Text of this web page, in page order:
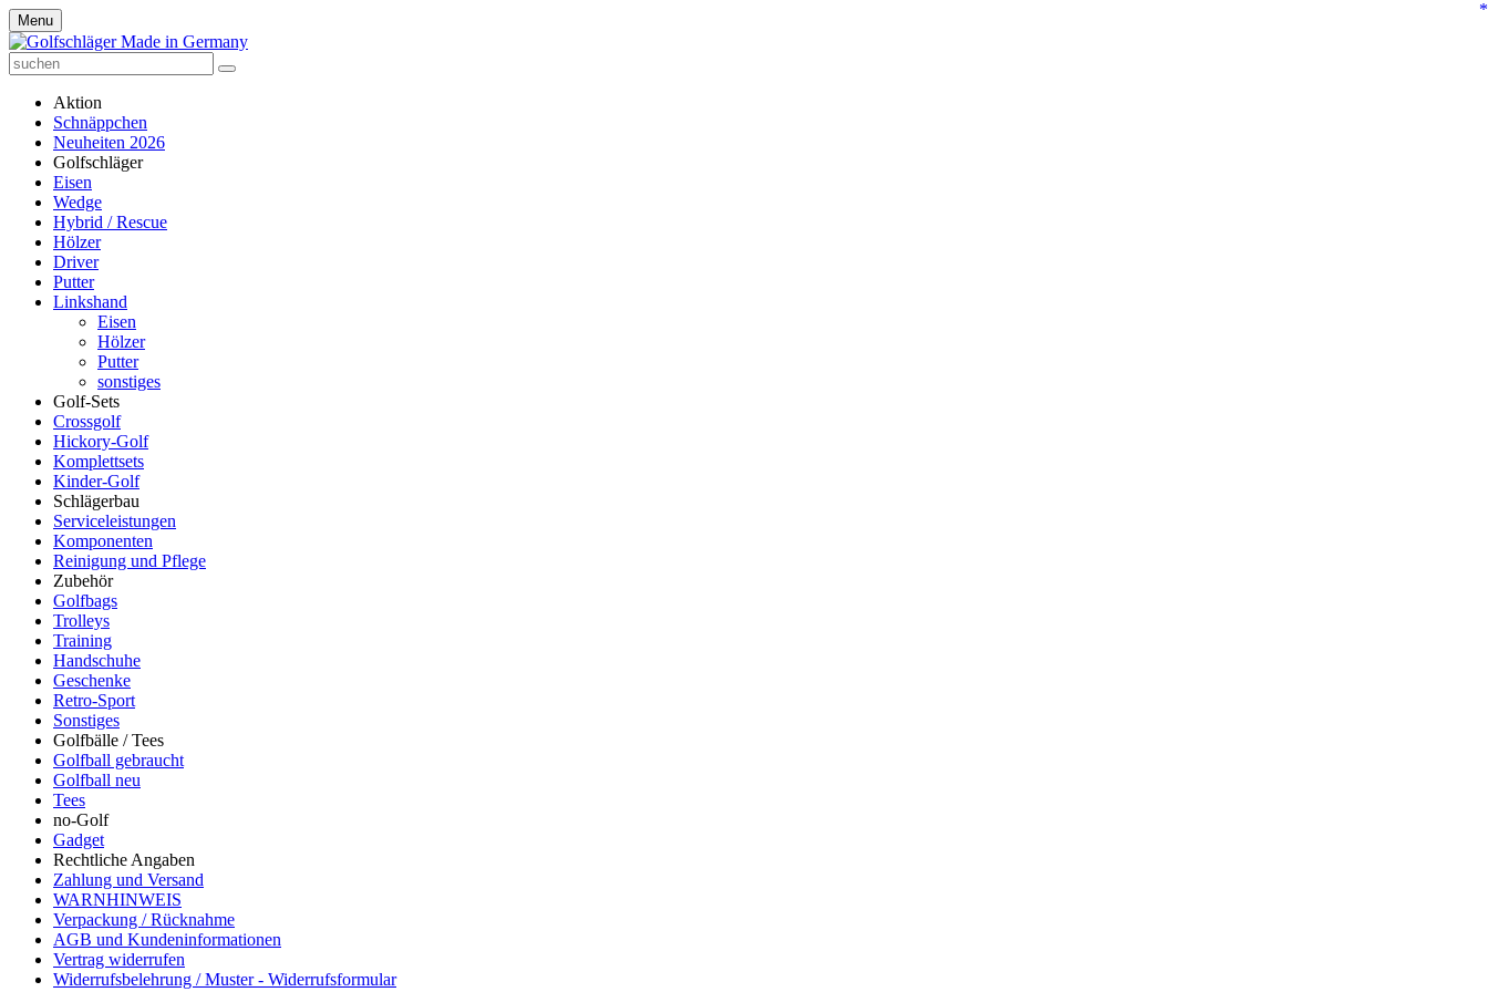
Menu
Aktion
Schnäppchen
Neuheiten 2026
Golfschläger
Eisen
Wedge
Hybrid / Rescue
Hölzer
Driver
Putter
Linkshand
Eisen
Hölzer
Putter
sonstiges
Golf-Sets
Crossgolf
Hickory-Golf
Komplettsets
Kinder-Golf
Schlägerbau
Serviceleistungen
Komponenten
Reinigung und Pflege
Zubehör
Golfbags
Trolleys
Training
Handschuhe
Geschenke
Retro-Sport
Sonstiges
Golfbälle / Tees
Golfball gebraucht
Golfball neu
Tees
no-Golf
Gadget
Rechtliche Angaben
Zahlung und Versand
WARNHINWEIS
Verpackung / Rücknahme
AGB und Kundeninformationen
Vertrag widerrufen
Widerrufsbelehrung / Muster - Widerrufsformular
*